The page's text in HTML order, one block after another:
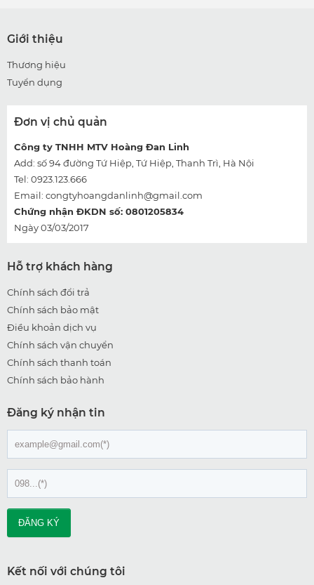
Giới thiệu
Thương hiệu
Tuyển dụng
Đơn vị chủ quản
Công ty TNHH MTV Hoàng Đan Linh
Add: số 94 đường Tứ Hiệp, Tứ Hiệp, Thanh Trì, Hà Nội
Tel: 0923.123.666
Email: congtyhoangdanlinh@gmail.com
Chứng nhận ĐKDN số: 0801205834
Ngày 03/03/2017
Hỗ trợ khách hàng
Chính sách đổi trả
Chính sách bảo mật
Điều khoản dịch vụ
Chính sách vận chuyển
Chính sách thanh toán
Chính sách bảo hành
Đăng ký nhận tin
Kết nối với chúng tôi